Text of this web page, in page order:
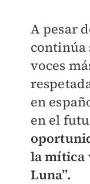
A pesar
continúa
voces
en
en el
la mítica
Luna”.